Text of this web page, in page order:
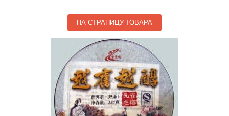
НА СТРАНИЦУ ТОВАРА